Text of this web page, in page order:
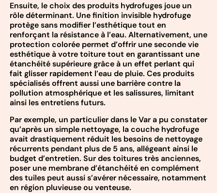
Ensuite, le choix des produits hydrofuges joue un
rôle déterminant. Une finition invisible hydrofuge
protège sans modifier l’esthétique tout en
renforçant la résistance à l’eau. Alternativement, une
protection colorée permet d’offrir une seconde vie
esthétique à votre toiture tout en garantissant une
étanchéité supérieure grâce à un effet perlant qui
fait glisser rapidement l’eau de pluie. Ces produits
spécialisés offrent aussi une barrière contre la
pollution atmosphérique et les salissures, limitant
ainsi les entretiens futurs.
Par exemple, un particulier dans le Var a pu constater
qu’après un simple nettoyage, la couche hydrofuge
avait drastiquement réduit les besoins de nettoyage
récurrents pendant plus de 5 ans, allégeant ainsi le
budget d’entretien. Sur des toitures très anciennes,
poser une membrane d’étanchéité en complément
des tuiles peut aussi s’avérer nécessaire, notamment
en région pluvieuse ou venteuse.